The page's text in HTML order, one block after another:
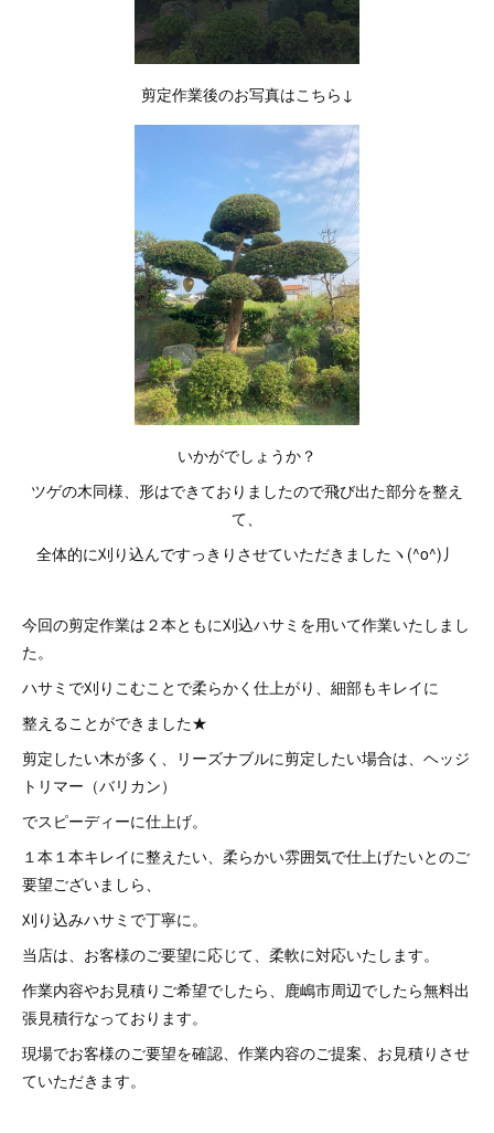
剪定作業後のお写真はこちら↓
いかがでしょうか？
ツゲの木同様、形はできておりましたので飛び出た部分を整え
て、
全体的に刈り込んですっきりさせていただきましたヽ(^o^)丿
今回の剪定作業は２本ともに刈込ハサミを用いて作業いたしまし
た。
ハサミで刈りこむことで柔らかく仕上がり、細部もキレイに
整えることができました★
剪定したい木が多く、リーズナブルに剪定したい場合は、ヘッジ
トリマー（バリカン）
でスピーディーに仕上げ。
１本１本キレイに整えたい、柔らかい雰囲気で仕上げたいとのご
要望ございましら、
刈り込みハサミで丁寧に。
当店は、お客様のご要望に応じて、柔軟に対応いたします。
作業内容やお見積りご希望でしたら、鹿嶋市周辺でしたら無料出
張見積行なっております。
現場でお客様のご要望を確認、作業内容のご提案、お見積りさせ
ていただきます。